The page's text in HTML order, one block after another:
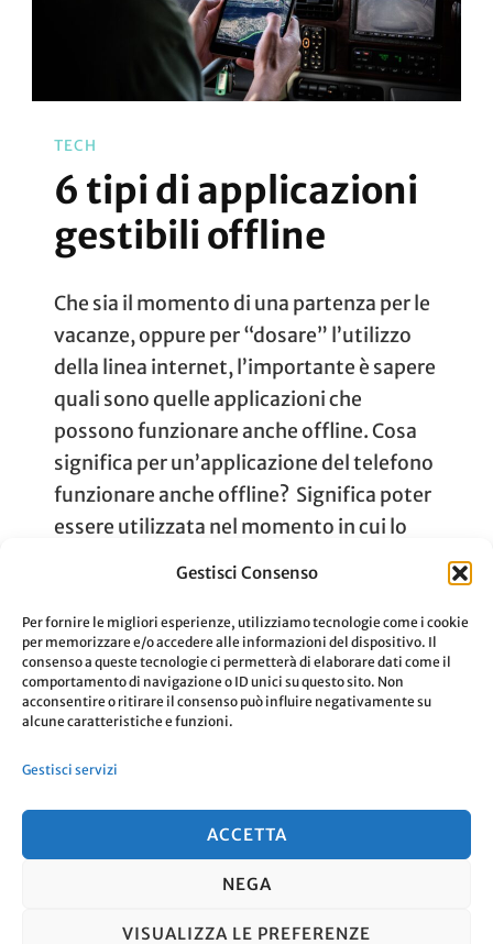
Gestisci Consenso
Per fornire le migliori esperienze, utilizziamo tecnologie come i cookie
per memorizzare e/o accedere alle informazioni del dispositivo. Il
consenso a queste tecnologie ci permetterà di elaborare dati come il
comportamento di navigazione o ID unici su questo sito. Non
acconsentire o ritirare il consenso può influire negativamente su
alcune caratteristiche e funzioni.
Gestisci servizi
ACCETTA
NEGA
VISUALIZZA LE PREFERENZE
TECH
6 tipi di applicazioni
gestibili offline
Che sia il momento di una partenza per le
vacanze, oppure per “dosare” l’utilizzo
della linea internet, l’importante è sapere
quali sono quelle applicazioni che
possono funzionare anche offline. Cosa
significa per un’applicazione del telefono
funzionare anche offline? Significa poter
essere utilizzata nel momento in cui lo
Aggiornato Il12 Settembre 2021
0 CommentiSu
Applicazioni
Gestibili
Offline
Leggi